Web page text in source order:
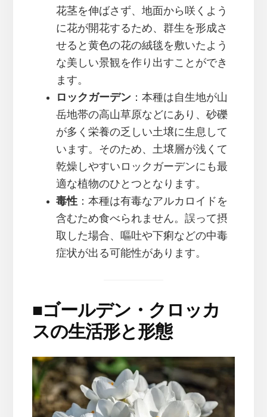
花茎を伸ばさず、地面から咲くよう
に花が開花するため、群生を形成さ
せると黄色の花の絨毯を敷いたよう
な美しい景観を作り出すことができ
ます。
ロックガーデン：本種は自生地が山
岳地帯の高山草原などにあり、砂礫
が多く栄養の乏しい土壌に生息して
います。そのため、土壌層が浅くて
乾燥しやすいロックガーデンにも最
適な植物のひとつとなります。
毒性：本種は有毒なアルカロイドを
含むため食べられません。誤って摂
取した場合、嘔吐や下痢などの中毒
症状が出る可能性があります。
■ゴールデン・クロッカ
スの生活形と形態